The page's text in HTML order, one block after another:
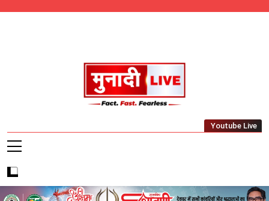
Munadi Live – Jharkhand's Leading Local
Youtube Live